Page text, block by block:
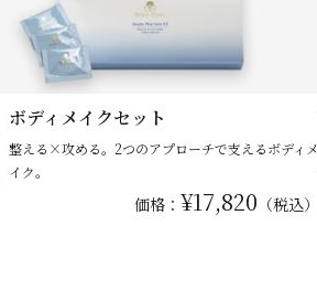
ボディメイクセット
整える×攻める。2つのアプローチで支えるボディメ
イク。
価格： ¥17,820 （税込）